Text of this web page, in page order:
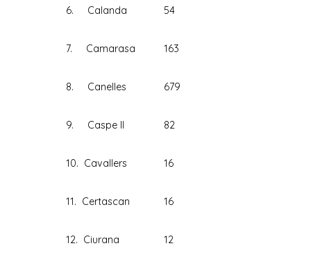
6. Calanda 54
7. Camarasa 163
8. Canelles 679
9. Caspe II 82
10. Cavallers 16
11. Certascan 16
12. Ciurana 12